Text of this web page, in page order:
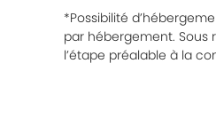
*Possibilité
par hébergement. Sous
l’étape préalable à la